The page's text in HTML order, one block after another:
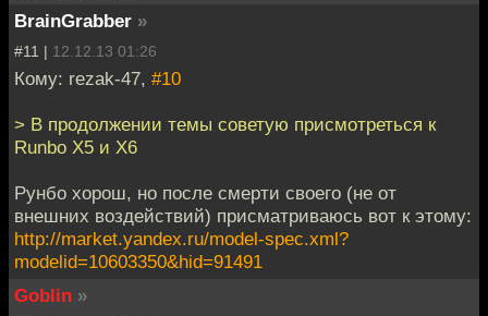
BrainGrabber »
#11 | 12.12.13 01:26
Кому: rezak-47, #10
> В продолжении темы советую присмотреться к
Runbo X5 и X6
Рунбо хорош, но после смерти своего (не от
внешних воздействий) присматриваюсь вот к этому:
http://market.yandex.ru/model-spec.xml?
modelid=10603350&hid=91491
Goblin »